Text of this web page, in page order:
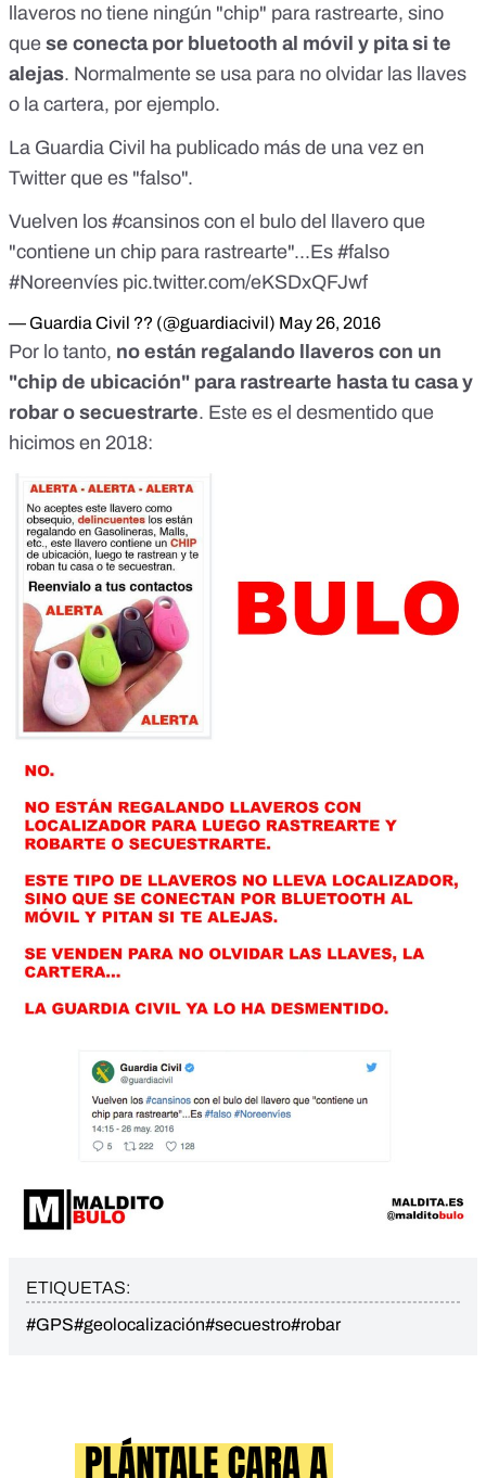
llaveros no tiene ningún "chip" para rastrearte, sino
que se conecta por bluetooth al móvil y pita si te
alejas. Normalmente se usa para no olvidar las llaves
o la cartera, por ejemplo.
La Guardia Civil ha publicado más de una vez en
Twitter que es "falso".
Vuelven los #cansinos con el bulo del llavero que
"contiene un chip para rastrearte"...Es #falso
#Noreenvíes pic.twitter.com/eKSDxQFJwf
— Guardia Civil ?? (@guardiacivil) May 26, 2016
Por lo tanto, no están regalando llaveros con un
"chip de ubicación" para rastrearte hasta tu casa y
robar o secuestrarte. Este es el desmentido que
hicimos en 2018:
ETIQUETAS:
#GPS#geolocalización#secuestro#robar